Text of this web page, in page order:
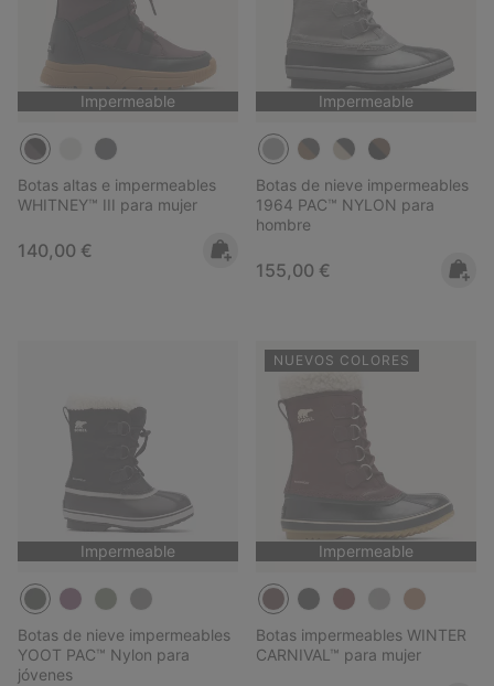
Impermeable
Botas altas e impermeables
WHITNEY™ III para mujer
Regular price:
140,00 €
Impermeable
Botas de nieve impermeables
1964 PAC™ NYLON para
hombre
Regular price:
155,00 €
Impermeable
Botas de nieve impermeables
YOOT PAC™ Nylon para
jóvenes
NUEVOS COLORES
Impermeable
Botas impermeables WINTER
CARNIVAL™ para mujer